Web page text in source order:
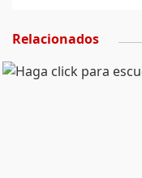
Relacionados